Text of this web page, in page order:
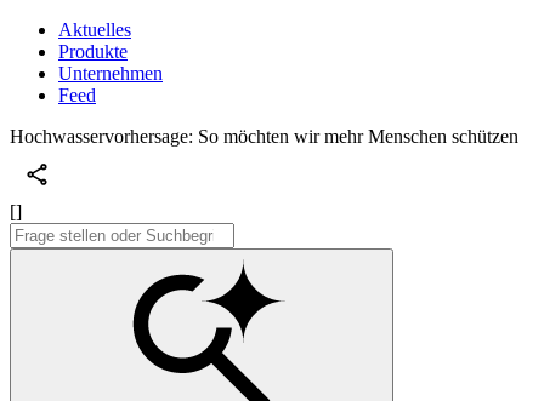
Aktuelles
Produkte
Unternehmen
Feed
Hochwasservorhersage: So möchten wir mehr Menschen schützen
[]